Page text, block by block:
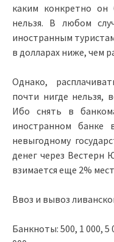
каким конкретно он
нельзя. В любом
иностранным
в долларах ниже, чем
Однако,
почти нигде нельзя,
Ибо снять в
иностранном
невыгодному
денег через Вестерн
взимается еще 2%
Ввоз и вывоз
Банкноты: 500, 1 000, 5